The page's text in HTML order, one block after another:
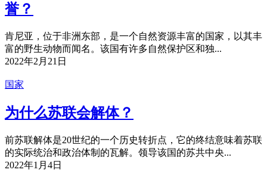
誉？
肯尼亚，位于非洲东部，是一个自然资源丰富的国家，以其丰
富的野生动物而闻名。该国有许多自然保护区和独...
2022年2月21日
国家
为什么苏联会解体？
前苏联解体是20世纪的一个历史转折点，它的终结意味着苏联
的实际统治和政治体制的瓦解。领导该国的苏共中央...
2022年1月4日